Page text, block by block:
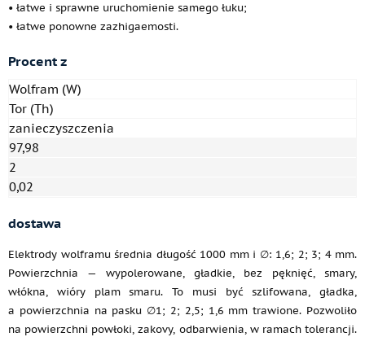
• łatwe i sprawne uruchomienie samego łuku;
• łatwe ponowne zazhigaemosti.
Procent z
Wolfram (W)
Tor (Th)
zanieczyszczenia
97,98
2
0,02
dostawa
Elektrody wolframu średnia długość 1000 mm i ∅: 1,6; 2; 3; 4 mm.
Powierzchnia — wypolerowane, gładkie, bez pęknięć, smary,
włókna, wióry plam smaru. To musi być szlifowana, gładka,
a powierzchnia na pasku ∅1; 2; 2,5; 1,6 mm trawione. Pozwoliło
na powierzchni powłoki, zakovy, odbarwienia, w ramach tolerancji.